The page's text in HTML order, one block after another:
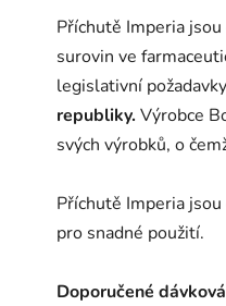
Příchutě Imperia
surovin ve
legislativní
republiky. Výrobce
svých výrobků, o
Příchutě Imperia jsou
pro snadné použití.
Doporučené